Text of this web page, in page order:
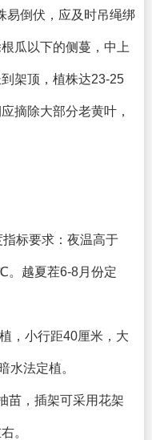
易倒伏，应及时吊绳绑
瓜以下的侧蔓，中上
架顶，植株达23-25
摘除大部分老黄叶，
标要求：夜温高于
越夏茬6-8月份定
，小行距40厘米，大
水法定植。
苗，插架可采用花架
。